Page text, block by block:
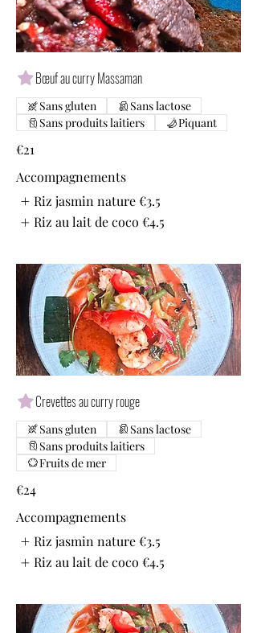
Bœuf au curry Massaman
€21
Sans gluten
Sans lactose
Sans produits laitiers
Piquant
Accompagnements
Riz jasmin nature €3.5
Riz au lait de coco €4.5
Crevettes au curry rouge
€24
Sans gluten
Sans lactose
Sans produits laitiers
Fruits de mer
Accompagnements
Riz jasmin nature €3.5
Riz au lait de coco €4.5